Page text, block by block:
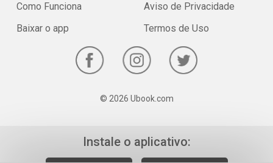
Como Funciona
Baixar o app
Aviso de Privacidade
Termos de Uso
© 2026 Ubook.com
Instale o aplicativo: